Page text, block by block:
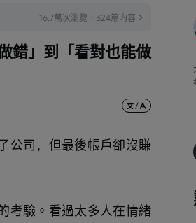
16.7萬次瀏覽 · 324篇内容
錯」到「看對也能做
公司，但最後帳戶卻沒賺
考驗。看過太多人在情緒